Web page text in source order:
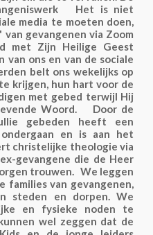
Het is niet
media te moeten doen,
gevangenen via Zoom
met Zijn Heilige Geest
ons en van de sociale
belt ons wekelijks op
krijgen, hun hart voor de
met gebed terwijl Hij
Woord. Door de
gebeden heeft een
en is aan het
christelijke theologie via
gevangene die de Heer
trouwen. We leggen
families van gevangenen,
steden en dorpen. We
en fysieke noden te
wel zeggen dat de